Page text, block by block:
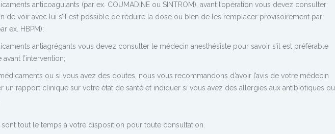
anticoagulants (par ex. COUMADINE ou SINTROM), avant l’opération vous devez consulter
de voir avec lui s’il est possible de réduire la dose ou bien de les remplacer provisoirement par
ex. HBPM);
antiagrégants vous devez consulter le médecin anesthésiste pour savoir s’il est préférable
l’intervention;
ou si vous avez des doutes, nous vous recommandons d’avoir l’avis de votre médecin
un rapport clinique sur votre état de santé et indiquer si vous avez des allergies aux antibiotiques ou
sont tout le temps à votre disposition pour toute consultation.